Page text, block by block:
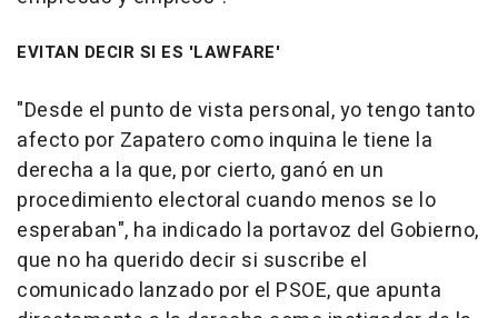
EVITAN DECIR SI ES 'LAWFARE'
"Desde el punto de vista personal, yo tengo tanto
afecto por Zapatero como inquina le tiene la
derecha a la que, por cierto, ganó en un
procedimiento electoral cuando menos se lo
esperaban", ha indicado la portavoz del Gobierno,
que no ha querido decir si suscribe el
comunicado lanzado por el PSOE, que apunta